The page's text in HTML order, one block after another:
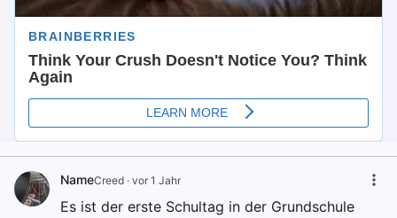
NameCreed · vor 1 Jahr
Es ist der erste Schultag in der Grundschule